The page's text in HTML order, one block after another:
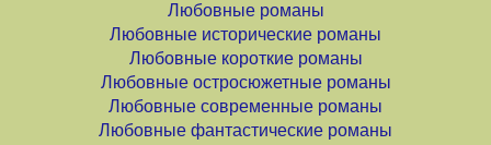
Любовные романы
Любовные исторические романы
Любовные короткие романы
Любовные остросюжетные романы
Любовные современные романы
Любовные фантастические романы